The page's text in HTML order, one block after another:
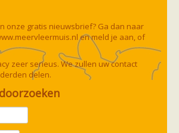
informatie
onze gratis nieuwsbrief? Ga dan naar
en meld je aan, of
zeer serieus. We zullen uw contact
delen.